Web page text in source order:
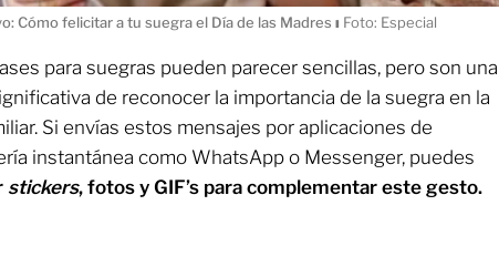
Cómo felicitar a tu suegra el Día de las Madres ı Foto: Especial
para suegras pueden parecer sencillas, pero son una
de reconocer la importancia de la suegra en la
Si envías estos mensajes por aplicaciones de
instantánea como WhatsApp o Messenger, puedes
stickers, fotos y GIF’s para complementar este gesto.